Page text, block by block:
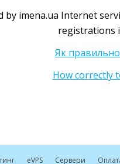
by imena.ua Internet
registrations
Як правильно
How correctly
eVPS Сервери